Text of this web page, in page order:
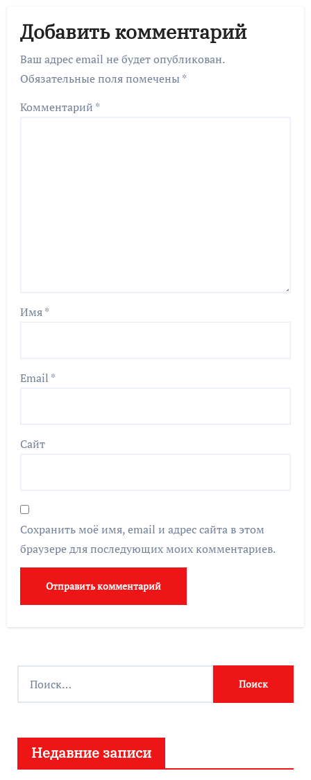
Добавить комментарий
Ваш адрес email не будет опубликован.
Обязательные поля помечены *
Комментарий *
Имя*
Email *
Сайт
Сохранить моё имя, email и адрес сайта в этом
браузере для последующих моих комментариев.
:
Недавние записи